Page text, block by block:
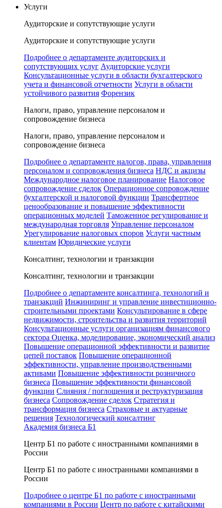
Услуги
Аудиторские и сопутствующие услуги
Аудиторские и сопутствующие услуги
Подробнее о департаменте аудиторских и
сопутствующих услуг Аудиторские услуги
Консультационные услуги в области бухгалтерского
учета и финансовой отчетности Услуги в области
устойчивого развития Форензик
Налоги, право, управление персоналом и
сопровождение бизнеса
Налоги, право, управление персоналом и
сопровождение бизнеса
Подробнее о департаменте налогов, права, управления
персоналом и сопровождения бизнеса НДС и акцизы
Международное налоговое планирование Налоговое
сопровождение сделок Операционное сопровождение
бухгалтерской и налоговой функции Трансфертное
ценообразование и повышение эффективности
операционных моделей Таможенное регулирование и
международная торговля Управление персоналом
Урегулирование налоговых споров Услуги частным
клиентам Юридические услуги
Консалтинг, технологии и транзакции
Консалтинг, технологии и транзакции
Подробнее о департаменте консалтинга, технологий и
транзакций Инжиниринг и управление инвестиционно-
строительными проектами Консультирование в сфере
недвижимости, строительства и развития территорий
Консультационные услуги организациям финансового
сектора Оценка, моделирование, экономический анализ
Повышение операционной эффективности и развитие
цепей поставок Повышение операционной
эффективности, управление производственными
активами Повышение эффективности розничного
бизнеса Повышение эффективности финансовой
функции Слияния / поглощения и реструктуризация
бизнеса Сопровождение сделок Стратегия и
трансформация бизнеса Страховые и актуарные
решения Технологический консалтинг
Академия бизнеса Б1
Центр Б1 по работе с иностранными компаниями в
России
Центр Б1 по работе с иностранными компаниями в
России
Подробнее о центре Б1 по работе с иностранными
компаниями в России Центр по работе с китайскими